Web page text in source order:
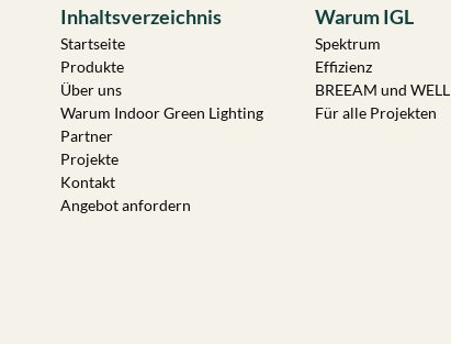
Inhaltsverzeichnis
Startseite
Produkte
Über uns
Warum Indoor Green Lighting
Partner
Projekte
Kontakt
Angebot anfordern
Warum IGL
Spektrum
Effizienz
BREEAM und WELL
Für alle Projekten